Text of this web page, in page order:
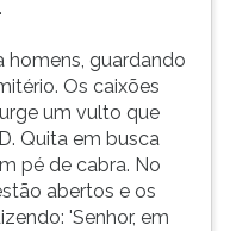
guardando
Os caixões
um vulto que
Quita em busca
pé de cabra. No
abertos e os
'Senhor, em